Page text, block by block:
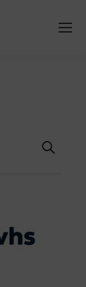
Suche